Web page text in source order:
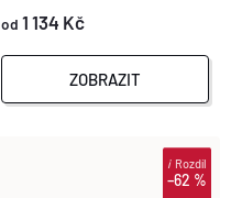
od 1 134 Kč
ZOBRAZIT
–62 %
iRozdíl